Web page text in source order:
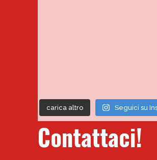
carica altro Seguici su
Contattaci!